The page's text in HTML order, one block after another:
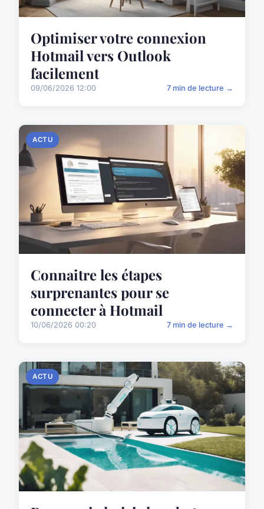
Optimiser votre connexion
Hotmail vers Outlook
facilement
09/06/2026 12:00 7 min de lecture →
ACTU
Connaitre les étapes
surprenantes pour se
connecter à Hotmail
10/06/2026 00:20 7 min de lecture →
ACTU